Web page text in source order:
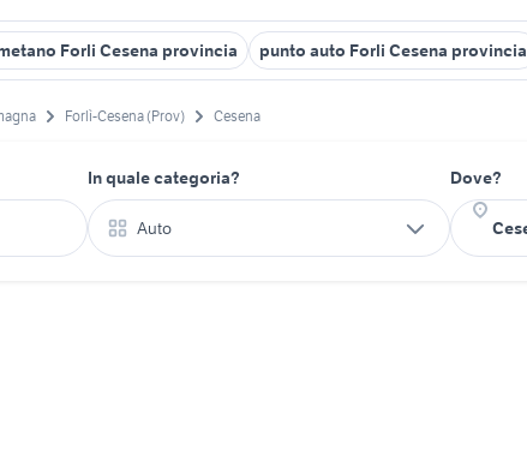
Forli Cesena provincia punto auto Forli Cesena provincia
Forlì-Cesena (Prov) Cesena
In quale categoria?
Auto
Dove?